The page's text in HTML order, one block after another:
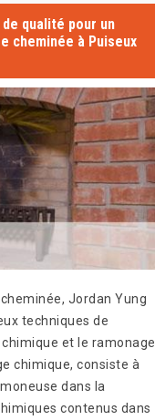
qualité pour un
cheminée à Puiseux
Jordan Yung
techniques de
et le ramonage
chimique, consiste à
dans la
contenus dans